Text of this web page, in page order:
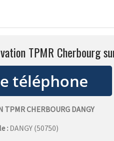
TPMR Cherbourg
TPMR CHERBOURG DANGY
: DANGY (50750)